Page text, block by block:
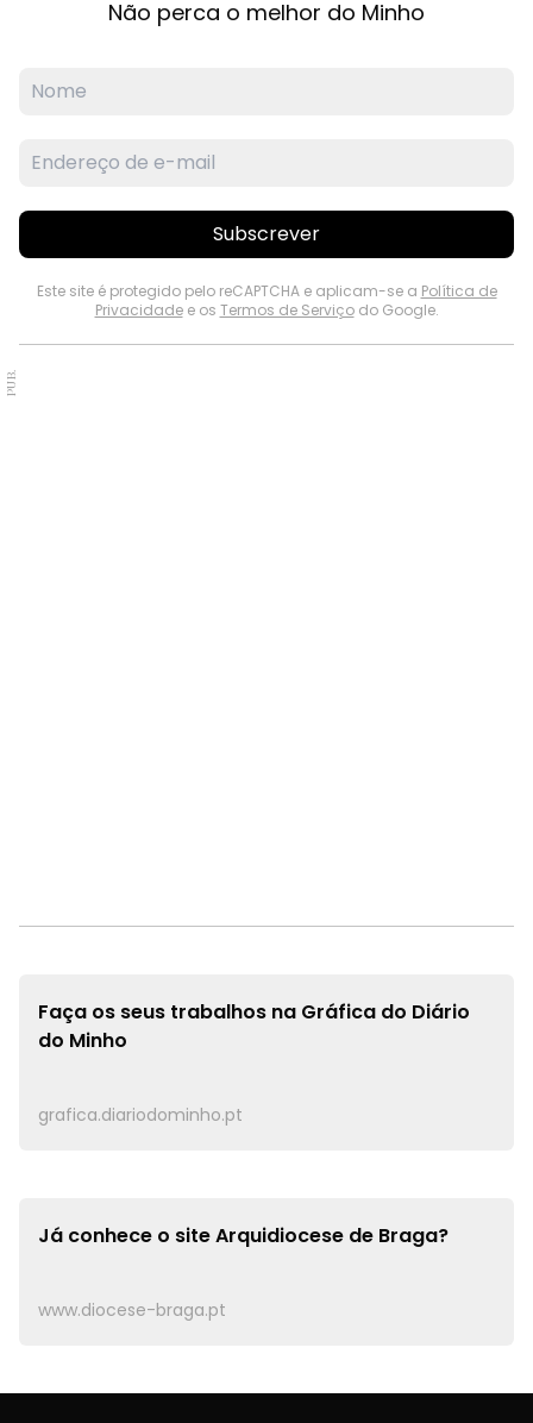
Não perca o melhor do Minho
Subscrever
Este site é protegido pelo reCAPTCHA e aplicam-se a Política de
Privacidadee os Termos de Serviçodo Google.
PUB.
Faça os seus trabalhos na Gráfica do Diário
do Minho
grafica.diariodominho.pt
Já conhece o siteArquidiocese de Braga?
www.diocese-braga.pt